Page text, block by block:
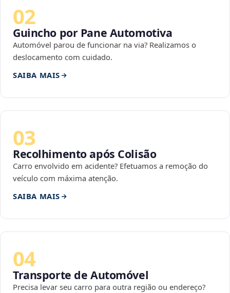
02
Guincho por Pane Automotiva
Automóvel parou de funcionar na via? Realizamos o
deslocamento com cuidado.
SAIBA MAIS
03
Recolhimento após Colisão
Carro envolvido em acidente? Efetuamos a remoção do
veículo com máxima atenção.
SAIBA MAIS
04
Transporte de Automóvel
Precisa levar seu carro para outra região ou endereço?